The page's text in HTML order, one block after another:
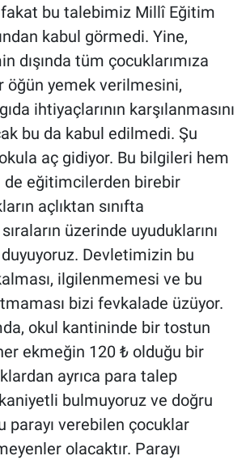
bu talebimiz Millî Eğitim
kabul görmedi. Yine,
dışında tüm çocuklarımıza
öğün yemek verilmesini,
ihtiyaçlarının karşılanmasını
bu da kabul edilmedi. Şu
aç gidiyor. Bu bilgileri hem
eğitimcilerden birebir
açlıktan sınıfta
sıraların üzerinde uyuduklarını
Devletimizin bu
ilgilenmemesi ve bu
bizi fevkalade üzüyor.
okul kantininde bir tostun
ekmeğin 120 ₺ olduğu bir
ayrıca para talep
bulmuyoruz ve doğru
parayı verebilen çocuklar
olacaktır. Parayı